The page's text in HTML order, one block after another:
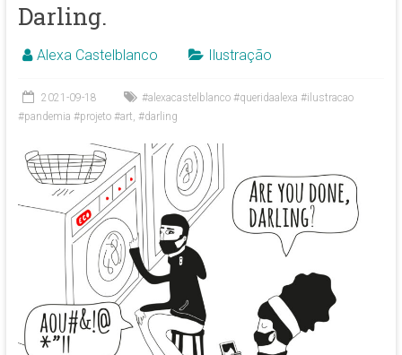
Darling.
Alexa Castelblanco Ilustração
2021-09-18
#alexacastelblanco #queridaalexa #ilustracao
#pandemia #projeto #art, #darling